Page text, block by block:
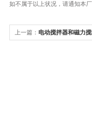
如不属于以上状况，请通知本
上一篇： 电动搅拌器和磁力